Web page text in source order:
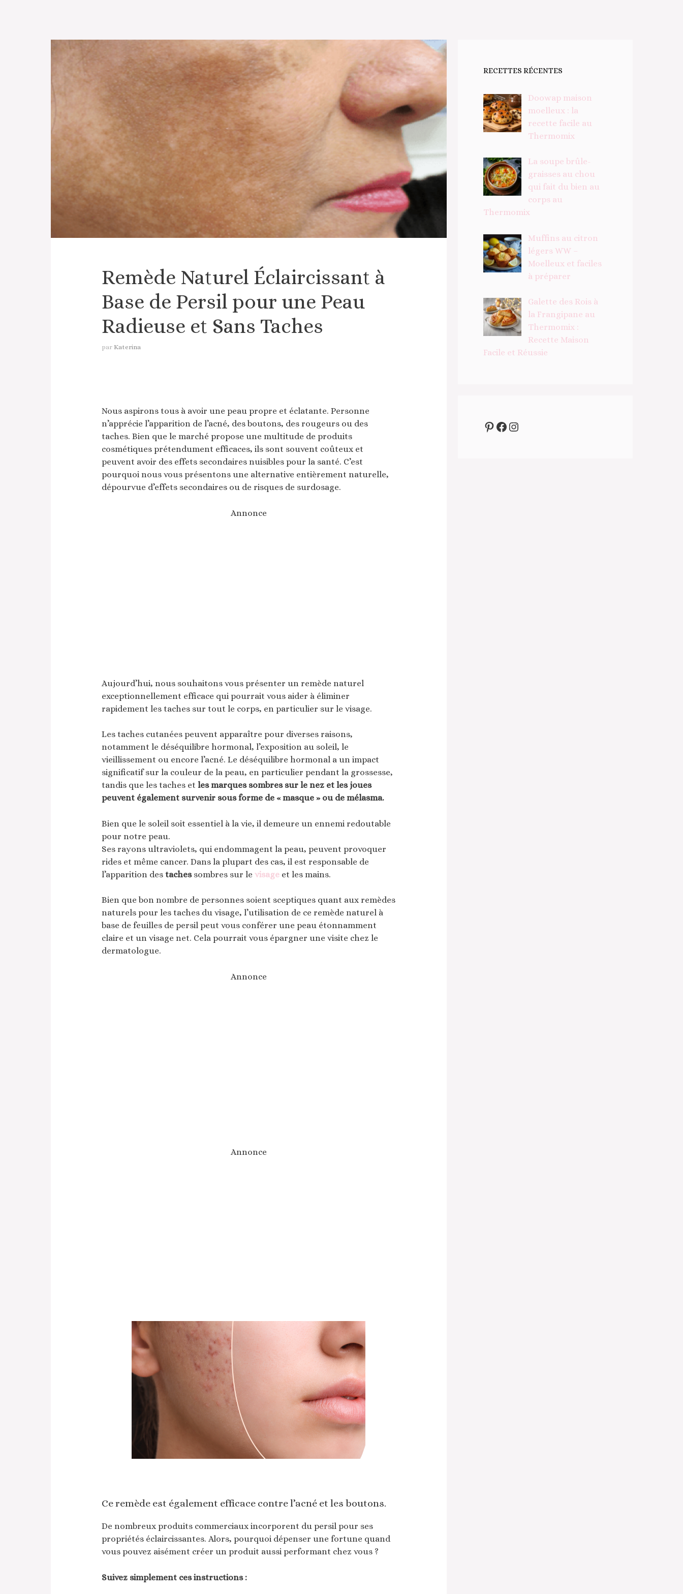
Remède Naturel Éclaircissant à
Base de Persil pour une Peau
Radieuse et Sans Taches
par Katerina
Nous aspirons tous à avoir une peau propre et éclatante. Personne
n’apprécie l’apparition de l’acné, des boutons, des rougeurs ou des
taches. Bien que le marché propose une multitude de produits
cosmétiques prétendument efficaces, ils sont souvent coûteux et
peuvent avoir des effets secondaires nuisibles pour la santé. C’est
pourquoi nous vous présentons une alternative entièrement naturelle,
dépourvue d’effets secondaires ou de risques de surdosage.
Annonce
Aujourd’hui, nous souhaitons vous présenter un remède naturel
exceptionnellement efficace qui pourrait vous aider à éliminer
rapidement les taches sur tout le corps, en particulier sur le visage.
Les taches cutanées peuvent apparaître pour diverses raisons,
notamment le déséquilibre hormonal, l’exposition au soleil, le
vieillissement ou encore l’acné. Le déséquilibre hormonal a un impact
significatif sur la couleur de la peau, en particulier pendant la grossesse,
tandis que les taches et les marques sombres sur le nez et les joues
peuvent également survenir sous forme de « masque » ou de mélasma.
Bien que le soleil soit essentiel à la vie, il demeure un ennemi redoutable
pour notre peau.
Ses rayons ultraviolets, qui endommagent la peau, peuvent provoquer
rides et même cancer. Dans la plupart des cas, il est responsable de
l’apparition des tachessombres sur le visage et les mains.
Bien que bon nombre de personnes soient sceptiques quant aux remèdes
naturels pour les taches du visage, l’utilisation de ce remède naturel à
base de feuilles de persil peut vous conférer une peau étonnamment
claire et un visage net. Cela pourrait vous épargner une visite chez le
dermatologue.
Annonce
Annonce
Ce remède est également efficace contre l’acné et les boutons.
De nombreux produits commerciaux incorporent du persil pour ses
propriétés éclaircissantes. Alors, pourquoi dépenser une fortune quand
vous pouvez aisément créer un produit aussi performant chez vous ?
Suivez simplement ces instructions :
RECETTES RÉCENTES
Doowap maison
moelleux : la
recette facile au
Thermomix
La soupe brûle-
graisses au chou
qui fait du bien au
corps au
Thermomix
Muffins au citron
légers WW –
Moelleux et faciles
à préparer
Galette des Rois à
la Frangipane au
Thermomix :
Recette Maison
Facile et Réussie
Pinterest
Facebook
Instagram